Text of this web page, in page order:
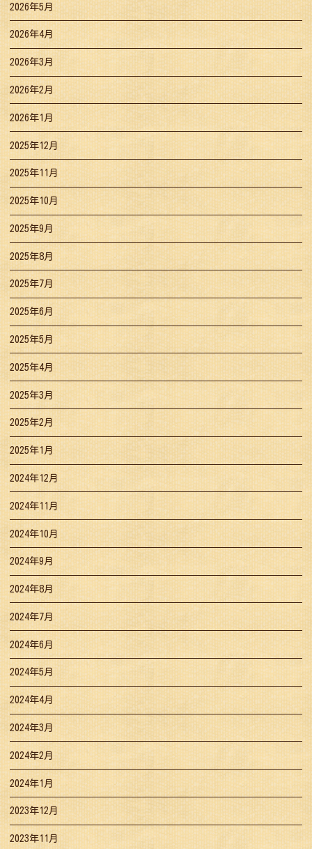
2026年5月
2026年4月
2026年3月
2026年2月
2026年1月
2025年12月
2025年11月
2025年10月
2025年9月
2025年8月
2025年7月
2025年6月
2025年5月
2025年4月
2025年3月
2025年2月
2025年1月
2024年12月
2024年11月
2024年10月
2024年9月
2024年8月
2024年7月
2024年6月
2024年5月
2024年4月
2024年3月
2024年2月
2024年1月
2023年12月
2023年11月